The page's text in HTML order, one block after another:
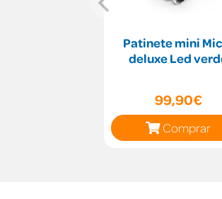
Patinete mini
deluxe Led
99,90€
Comprar